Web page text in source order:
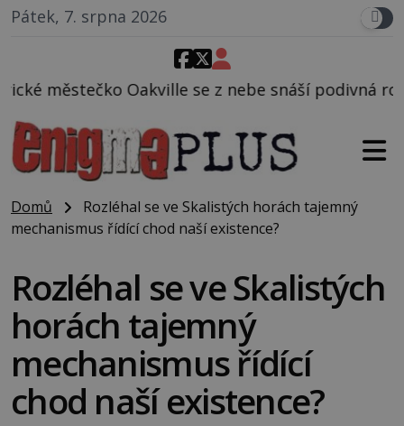
Pátek, 7. srpna 2026
se z nebe snáší podivná rosolovitá látka
Domů
Rozléhal se ve Skalistých horách tajemný
mechanismus řídící chod naší existence?
Rozléhal se ve Skalistých
horách tajemný
mechanismus řídící
chod naší existence?